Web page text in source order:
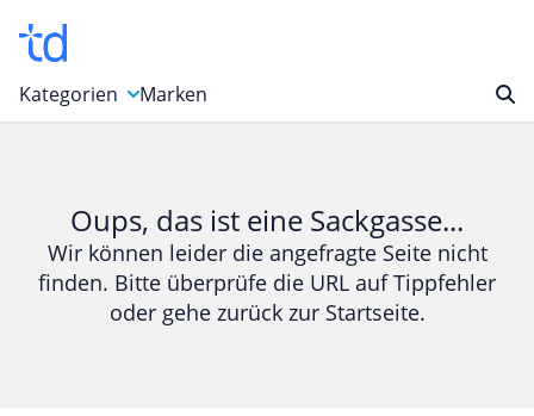
Kategorien
Bücher & Magazine
Computer & Elektronik
Entertainment & Media
Marken
Oups, das ist eine Sackgasse...
Wir können leider die angefragte Seite nicht
finden. Bitte überprüfe die URL auf Tippfehler
oder gehe zurück zur Startseite.